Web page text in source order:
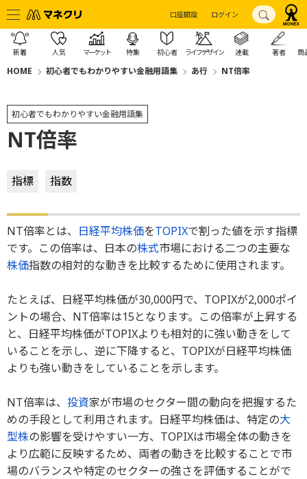
口座開設 ログイン
新着 人気 マーケット 特集 初心者 ライフデザイン 連載 著者 商
HOME 初心者でもわかりやすい金融用語集 あ行 NT倍率
初心者でもわかりやすい金融用語集
NT倍率
指標 指数
NT倍率とは、 日経平均株価をTOPIXで割った値を示す指標
です。この倍率は、日本の株式市場における二つの主要な
株価指数の相対的な動きを比較するために使用されます。
たとえば、日経平均株価が30,000円で、TOPIXが2,000ポイ
ントの場合、NT倍率は15となります。この倍率が上昇する
と、日経平均株価がTOPIXよりも相対的に強い動きをして
いることを示し、逆に下降すると、TOPIXが日経平均株価
よりも強い動きをしていることを示します。
NT倍率は、 投資家が市場のセクター間の動向を把握するた
めの手段として利用されます。日経平均株価は、特定の大
型株の影響を受けやすい一方、TOPIXは市場全体の動きを
より広範に反映するため、両者の動きを比較することで市
場のバランスや特定のセクターの強さを評価することがで